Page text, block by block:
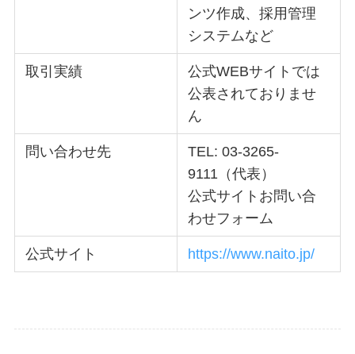
ンツ作成、採用管理
システムなど
取引実績
公式WEBサイトでは
公表されておりませ
ん
問い合わせ先
TEL: 03-3265-
9111（代表）
公式サイトお問い合
わせフォーム
公式サイト https://www.naito.jp/